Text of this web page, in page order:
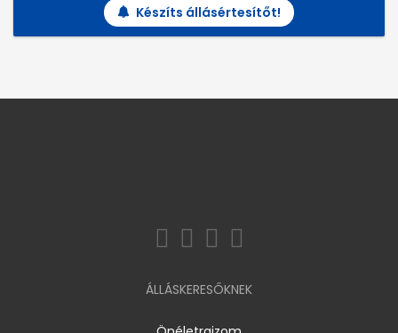
Készíts állásértesítőt!
ÁLLÁSKERESŐKNEK